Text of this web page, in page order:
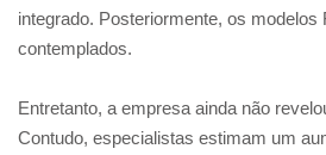
integrado. Posteriormente, os
contemplados.
Entretanto, a empresa ainda não
Contudo, especialistas estimam um